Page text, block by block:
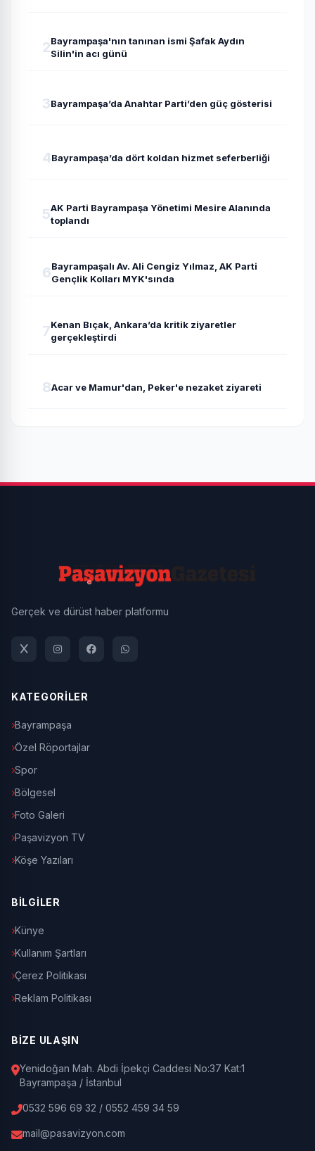
2Bayrampaşa'nın tanınan ismi Şafak Aydın
Silin'in acı günü
3Bayrampaşa’da Anahtar Parti’den güç gösterisi
4Bayrampaşa’da dört koldan hizmet seferberliği
5AK Parti Bayrampaşa Yönetimi Mesire Alanında
toplandı
6Bayrampaşalı Av. Ali Cengiz Yılmaz, AK Parti
Gençlik Kolları MYK'sında
7Kenan Bıçak, Ankara’da kritik ziyaretler
gerçekleştirdi
8Acar ve Mamur'dan, Peker'e nezaket ziyareti
Gerçek ve dürüst haber platformu
KATEGORİLER
Bayrampaşa
Özel Röportajlar
Spor
Bölgesel
Foto Galeri
Paşavizyon TV
Köşe Yazıları
BİLGİLER
Künye
Kullanım Şartları
Çerez Politikası
Reklam Politikası
BİZE ULAŞIN
Yenidoğan Mah. Abdi İpekçi Caddesi No:37 Kat:1
Bayrampaşa / İstanbul
0532 596 69 32 / 0552 459 34 59
mail@pasavizyon.com